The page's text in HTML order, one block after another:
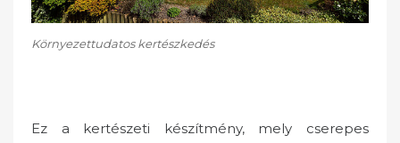
Környezettudatos kertészkedés
Ez a kertészeti készítmény, mely cserepes